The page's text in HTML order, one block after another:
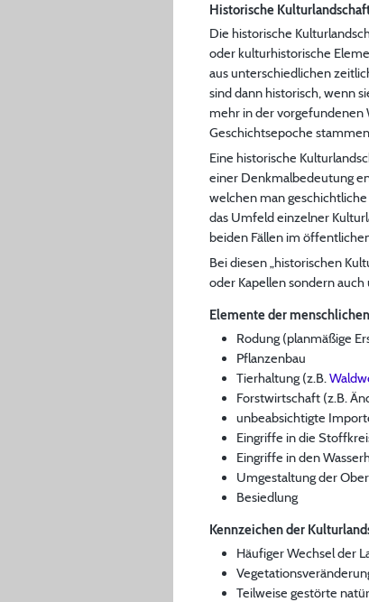
Historische
Die historische
oder kulturhistorische
aus unterschiedlichen
sind dann historisch, wenn
mehr in der vorgefundenen
Geschichtsepoche
Eine historische
einer Denkmalbedeutung
welchen man
das Umfeld einzelner
beiden Fällen im
Bei diesen „historischen
oder Kapellen sondern
Elemente der
Rodung (planmäßige
Pflanzenbau
Tierhaltung (z.B.
Forstwirtschaft (z.B.
unbeabsichtigte
Eingriffe in die
Eingriffe in den
Umgestaltung der
Besiedlung
Kennzeichen der
Häufiger Wechsel der
Teilweise gestörte